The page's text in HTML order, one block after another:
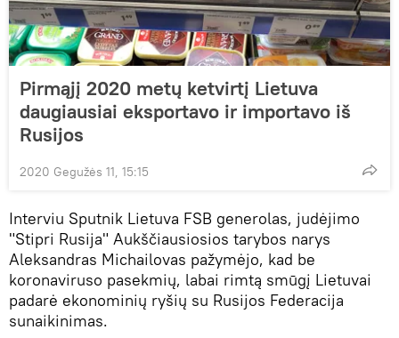
Pirmąjį 2020 metų ketvirtį Lietuva
daugiausiai eksportavo ir importavo iš
Rusijos
2020 Gegužės 11, 15:15
Interviu Sputnik Lietuva FSB generolas, judėjimo
"Stipri Rusija" Aukščiausiosios tarybos narys
Aleksandras Michailovas pažymėjo, kad be
koronaviruso pasekmių, labai rimtą smūgį Lietuvai
padarė ekonominių ryšių su Rusijos Federacija
sunaikinimas.